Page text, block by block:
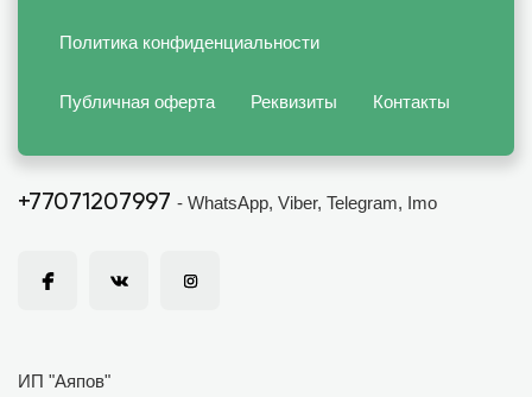
Политика конфиденциальности
Публичная оферта Реквизиты Контакты
+77071207997 - WhatsApp, Viber, Telegram, Imo
ИП "Аяпов"